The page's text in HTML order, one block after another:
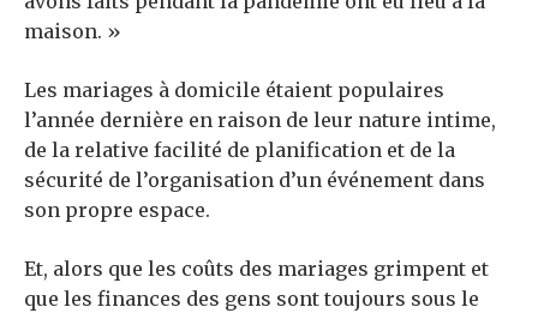
maison. »
Les mariages à domicile étaient populaires
l’année dernière en raison de leur nature intime,
de la relative facilité de planification et de la
sécurité de l’organisation d’un événement dans
son propre espace.
Et, alors que les coûts des mariages grimpent et
que les finances des gens sont toujours sous le